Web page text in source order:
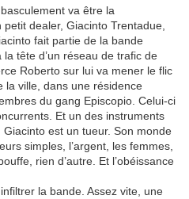
va être la
dealer, Giacinto Trentadue,
fait partie de la bande
tête d’un réseau de trafic de
Roberto sur lui va mener le flic
la ville, dans une résidence
du gang Episcopio. Celui-ci
Et un des instruments
est un tueur. Son monde
simples, l’argent, les femmes,
rien d’autre. Et l’obéissance
la bande. Assez vite, une